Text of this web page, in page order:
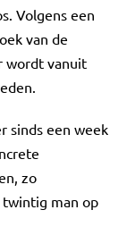
Volgens een
van de
wordt vanuit
sinds een week
zo
man op